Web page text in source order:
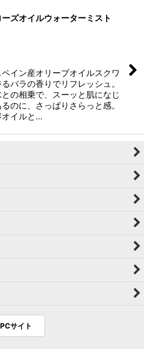
込む
ズオイルウォーターミスト
イン産オリーブオイルスクワ
バラの香りでリフレッシュ。
の相乗で、スーッと肌になじ
のに、さっぱりさらっと感。
オイルと…
PCサイト